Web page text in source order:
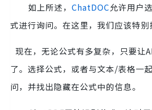
如上所述， ChatDOC允许用户
式进行询问。在这里，我们应该特别
现在，无论公式有多复杂，只要让
了。选择公式，或者与文本/表格一
问，并找出隐藏在公式中的信息。